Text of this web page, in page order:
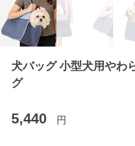
犬バッグ 小型犬用やわ
グ
5,440 円